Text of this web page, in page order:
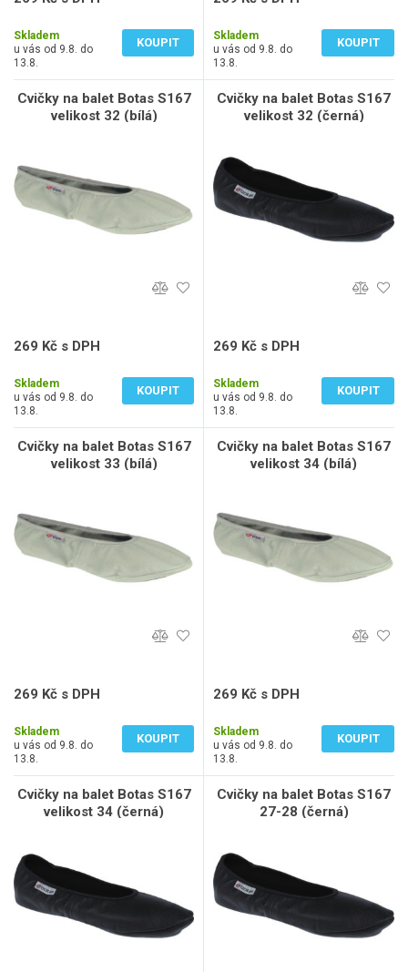
Skladem
u vás od 9.8. do
13.8.
KOUPIT
Skladem
u vás od 9.8. do
13.8.
KOUPIT
Cvičky na balet Botas S167
velikost 32 (bílá)
269 Kč s DPH
Skladem
u vás od 9.8. do
13.8.
KOUPIT
Cvičky na balet Botas S167
velikost 32 (černá)
269 Kč s DPH
Skladem
u vás od 9.8. do
13.8.
KOUPIT
Cvičky na balet Botas S167
velikost 33 (bílá)
269 Kč s DPH
Skladem
u vás od 9.8. do
13.8.
KOUPIT
Cvičky na balet Botas S167
velikost 34 (bílá)
269 Kč s DPH
Skladem
u vás od 9.8. do
13.8.
KOUPIT
Cvičky na balet Botas S167
velikost 34 (černá)
Cvičky na balet Botas S167
27-28 (černá)